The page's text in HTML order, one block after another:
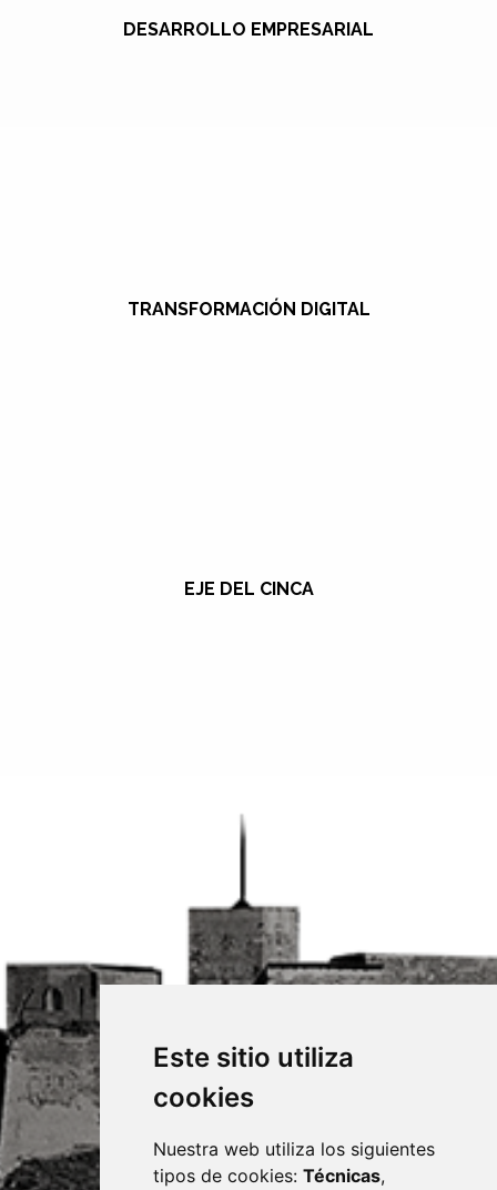
Este sitio utiliza
cookies
Nuestra web utiliza los siguientes
tipos de cookies: Técnicas,
DESARROLLO EMPRESARIAL
TRANSFORMACIÓN DIGITAL
EJE DEL CINCA